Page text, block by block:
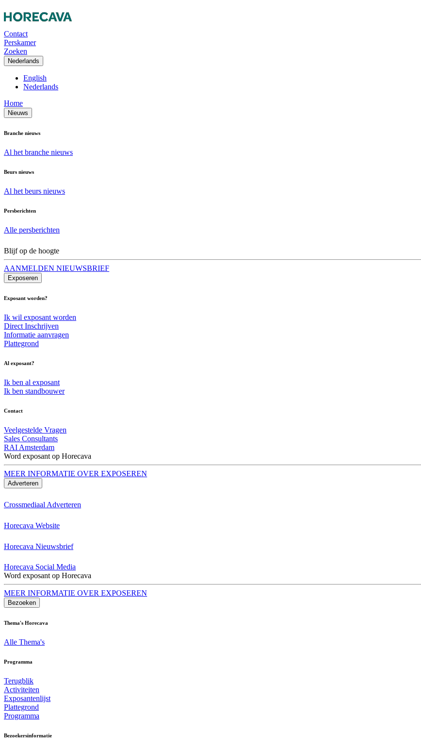
Contact
Perskamer
Zoeken
Nederlands
English
Nederlands
Home
Nieuws
Branche nieuws
Al het branche nieuws
Beurs nieuws
Al het beurs nieuws
Persberichten
Alle persberichten
Blijf op de hoogte
AANMELDEN NIEUWSBRIEF
Exposeren
Exposant worden?
Ik wil exposant worden
Direct Inschrijven
Informatie aanvragen
Plattegrond
Al exposant?
Ik ben al exposant
Ik ben standbouwer
Contact
Veelgestelde Vragen
Sales Consultants
RAI Amsterdam
Word exposant op Horecava
MEER INFORMATIE OVER EXPOSEREN
Adverteren
Crossmediaal Adverteren
Horecava Website
Horecava Nieuwsbrief
Horecava Social Media
Word exposant op Horecava
MEER INFORMATIE OVER EXPOSEREN
Bezoeken
Thema's Horecava
Alle Thema's
Programma
Terugblik
Activiteiten
Exposantenlijst
Plattegrond
Programma
Bezoekersinformatie